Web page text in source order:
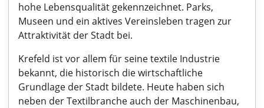
hohe Lebensqualität gekennzeichnet. Parks,
Museen und ein aktives Vereinsleben tragen zur
Attraktivität der Stadt bei.
Krefeld ist vor allem für seine textile Industrie
bekannt, die historisch die wirtschaftliche
Grundlage der Stadt bildete. Heute haben sich
neben der Textilbranche auch der Maschinenbau,